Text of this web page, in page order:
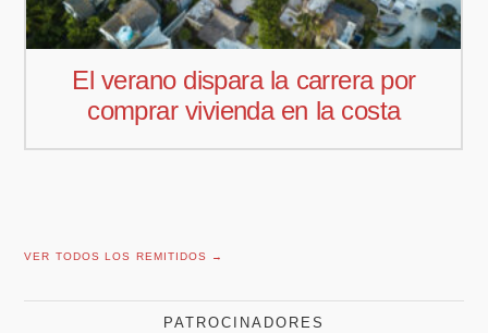
Pedro Aguiar nuevo responsable
comercial para Offcoustic Iberia
VER TODOS LOS REMITIDOS →
PATROCINADORES